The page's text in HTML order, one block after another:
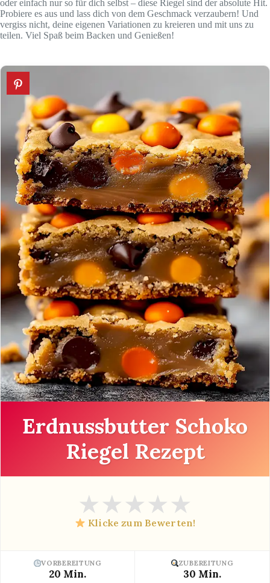
oder einfach nur so für dich selbst – diese Riegel sind der absolute Hit.
Probiere es aus und lass dich von dem Geschmack verzaubern! Und
vergiss nicht, deine eigenen Variationen zu kreieren und mit uns zu
teilen. Viel Spaß beim Backen und Genießen!
Erdnussbutter Schoko
Riegel Rezept
★★★★★
Klicke zum Bewerten!
VORBEREITUNG
20 Min.
ZUBEREITUNG
30 Min.